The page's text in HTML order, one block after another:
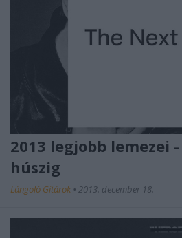
2013 legjobb lemezei
húszig
Lángoló Gitárok • 2013. december 18.